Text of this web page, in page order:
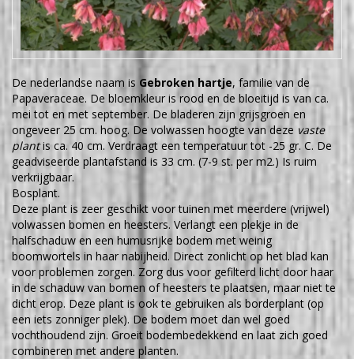
De nederlandse naam is Gebroken hartje, familie van de
Papaveraceae. De bloemkleur is rood en de bloeitijd is van ca.
mei tot en met september. De bladeren zijn grijsgroen en
ongeveer 25 cm. hoog. De volwassen hoogte van deze vaste
plantis ca. 40 cm. Verdraagt een temperatuur tot -25 gr. C. De
geadviseerde plantafstand is 33 cm. (7-9 st. per m2.) Is ruim
verkrijgbaar.
Bosplant.
Deze plant is zeer geschikt voor tuinen met meerdere (vrijwel)
volwassen bomen en heesters. Verlangt een plekje in de
halfschaduw en een humusrijke bodem met weinig
boomwortels in haar nabijheid. Direct zonlicht op het blad kan
voor problemen zorgen. Zorg dus voor gefilterd licht door haar
in de schaduw van bomen of heesters te plaatsen, maar niet te
dicht erop. Deze plant is ook te gebruiken als borderplant (op
een iets zonniger plek). De bodem moet dan wel goed
vochthoudend zijn. Groeit bodembedekkend en laat zich goed
combineren met andere planten.